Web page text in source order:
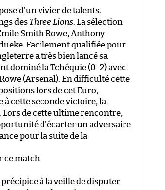
d’un vivier de talents.
des Three Lions. La sélection
Smith Rowe, Anthony
Facilement qualifiée pour
a très bien lancé sa
dominé la Tchéquie (0-2) avec
(Arsenal). En difficulté cette
lors de cet Euro,
à cette seconde victoire, la
Lors de cette ultime rencontre,
d’écarter un adversaire
pour la suite de la
ce match.
à la veille de disputer